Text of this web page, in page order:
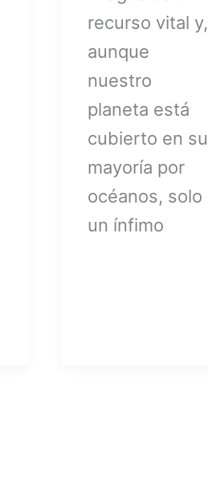
recurso vital y,
aunque
nuestro
planeta está
cubierto en su
mayoría por
océanos, solo
un ínfimo